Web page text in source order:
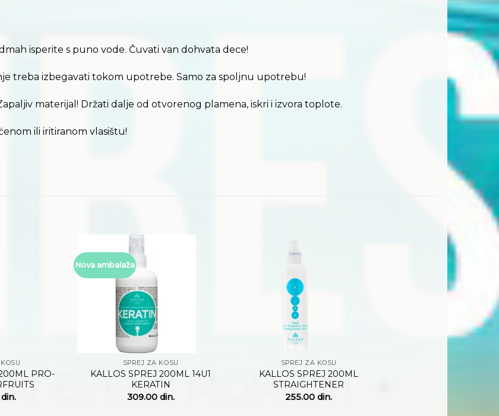
isperite s puno vode. Čuvati van dohvata dece!
treba izbegavati tokom upotrebe. Samo za spoljnu upotrebu!
materijal! Držati dalje od otvorenog plamena, iskri i izvora toplote.
ili iritiranom vlasištu!
PRO-
din.
Nova ambalaža
SPREJ ZA KOSU
KALLOS SPREJ 200ML 14U1
KERATIN
309.00 din.
SPREJ ZA KOSU
KALLOS SPREJ 200ML
STRAIGHTENER
255.00din.